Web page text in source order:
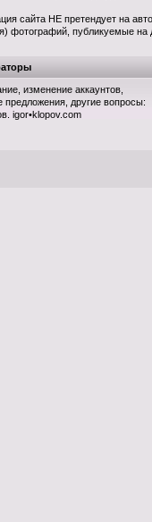
сайта НЕ претендует на
фотографий, публикуемые на
изменение аккаунтов,
предложения, другие вопросы:
igor•klopov.com